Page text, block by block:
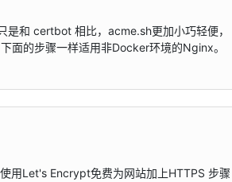
和 certbot 相比，acme.sh更加小巧轻便，
面的步骤一样适用非Docker环境的Nginx。
用Let's Encrypt免费为网站加上HTTPS 步骤